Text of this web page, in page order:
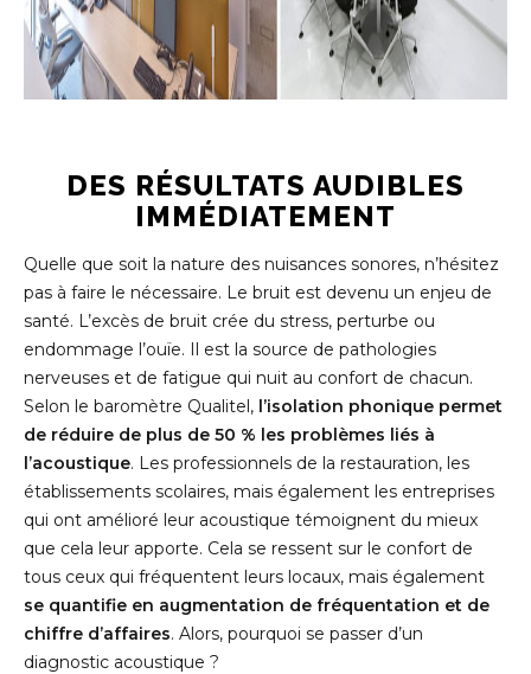
DES RÉSULTATS AUDIBLES
IMMÉDIATEMENT
Quelle que soit la nature des nuisances sonores, n’hésitez
pas à faire le nécessaire. Le bruit est devenu un enjeu de
santé. L’excès de bruit crée du stress, perturbe ou
endommage l’ouïe. Il est la source de pathologies
nerveuses et de fatigue qui nuit au confort de chacun.
Selon le baromètre Qualitel, l’isolation phonique permet
de réduire de plus de 50 % les problèmes liés à
l’acoustique. Les professionnels de la restauration, les
établissements scolaires, mais également les entreprises
qui ont amélioré leur acoustique témoignent du mieux
que cela leur apporte. Cela se ressent sur le confort de
tous ceux qui fréquentent leurs locaux, mais également
se quantifie en augmentation de fréquentation et de
chiffre d’affaires. Alors, pourquoi se passer d’un
diagnostic acoustique ?